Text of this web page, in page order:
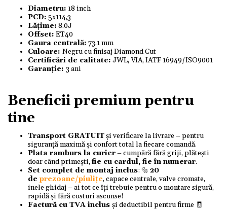
Diametru: 18 inch
PCD: 5x114,3
Lățime: 8.0J
Offset: ET40
Gaura centrală: 73.1 mm
Culoare: Negru cu finisaj Diamond Cut
Certificări de calitate: JWL, VIA, IATF 16949/ISO9001
Garanție: 3 ani
Beneficii premium pentru
tine
Transport GRATUITși verificare la livrare – pentru
siguranță maximă și confort total la fiecare comandă.
Plata ramburs la curier– cumpără fără griji, plătești
doar când primești,fie cu cardul, fie în numerar.
Set complet de montaj inclus: 🔩 20
de prezoane/piulițe, capace centrale, valve cromate,
inele ghidaj – ai tot ce îți trebuie pentru o montare sigură,
rapidă și fără costuri ascunse!
Factură cu TVA inclus și deductibil pentru firme 🧾